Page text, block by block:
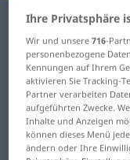
Deutsch-
Deutsch-
Übersetzung
Ihre Privatsphäre
Wir und unsere716-
personenbezogene
Kennungen auf Ihrem
aktivieren Sie Tracking-
Partner verarbeiten
aufgeführten Zwecke.
Inhalte und Anzeigen
können dieses Menü
ändern oder Ihre